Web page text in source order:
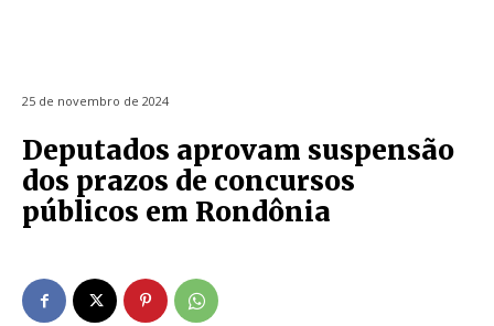
25 de novembro de 2024
Deputados aprovam suspensão
dos prazos de concursos
públicos em Rondônia